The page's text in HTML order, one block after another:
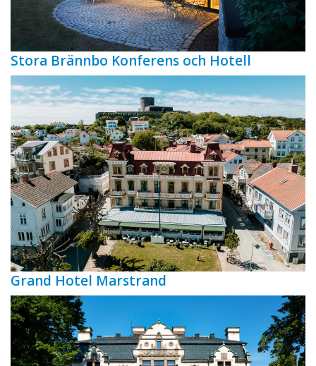
Stora Brännbo Konferens och Hotell
Grand Hotel Marstrand